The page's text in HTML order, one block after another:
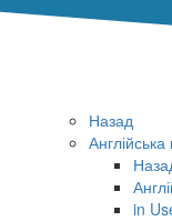
Назад
in